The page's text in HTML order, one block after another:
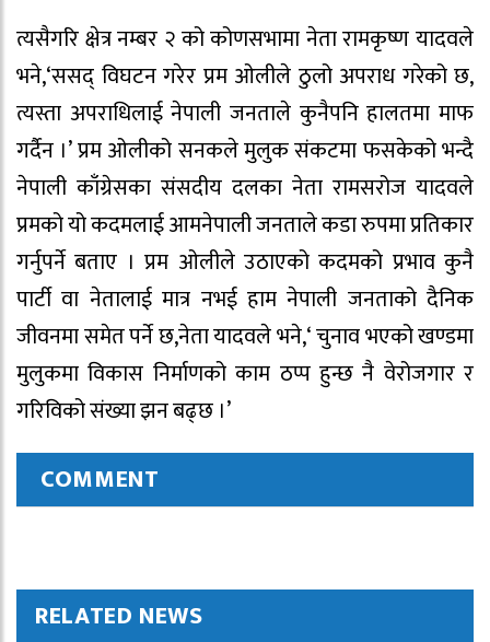
त्यसैगरि क्षेत्र नम्बर २ को कोणसभामा नेता रामकृष्ण यादवले
भने,‘ससद् विघटन गरेर प्रम ओलीले ठुलो अपराध गरेको छ,
त्यस्ता अपराधिलाई नेपाली जनताले कुनैपनि हालतमा माफ
गर्दैन ।’ प्रम ओलीको सनकले मुलुक संकटमा फसकेको भन्दै
नेपाली काँग्रेसका संसदीय दलका नेता रामसरोज यादवले
प्रमको यो कदमलाई आमनेपाली जनताले कडा रुपमा प्रतिकार
गर्नुपर्ने बताए । प्रम ओलीले उठाएको कदमको प्रभाव कुनै
पार्टी वा नेतालाई मात्र नभई हाम नेपाली जनताको दैनिक
जीवनमा समेत पर्ने छ,नेता यादवले भने,‘ चुनाव भएको खण्डमा
मुलुकमा विकास निर्माणको काम ठप्प हुन्छ नै वेरोजगार र
गरिविको संख्या झन बढ्छ ।’
COMMENT
RELATED NEWS